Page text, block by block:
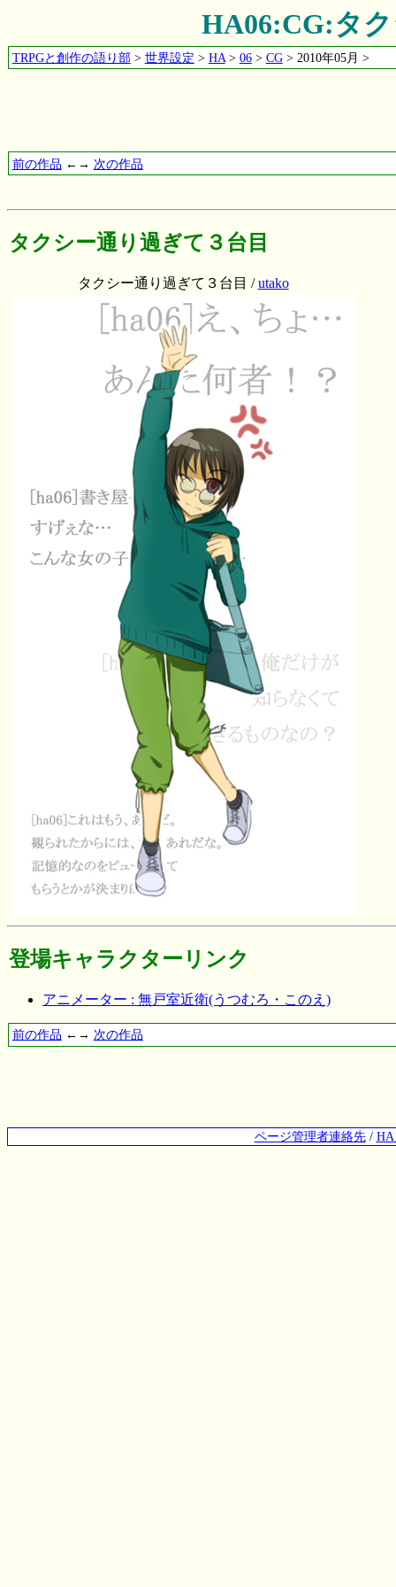
HA06:CG:タ
TRPGと創作の語り部> 世界設定 > HA> 06> CG> 2010年05月 >
前の作品 ←→ 次の作品
タクシー通り過ぎて３台目
タクシー通り過ぎて３台目 /utako
登場キャラクターリンク
アニメーター : 無戸室近衛(うつむろ・このえ)
前の作品 ←→ 次の作品
ページ管理者連絡先/ HA